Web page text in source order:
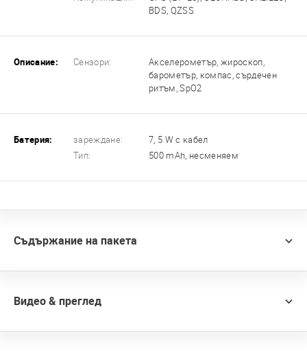
BDS, QZSS
Описание: Сензори:
Акселерометър, жироскоп,
барометър, компас, сърдечен
ритъм, SpO2
Батерия: зареждане:
7, 5 W с кабел
Тип:
500 mAh, несменяем
Съдържание на пакета
Видео & преглед